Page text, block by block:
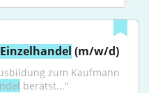
Einzelhandel (m/w/d)
zum Kaufmann
berätst..."